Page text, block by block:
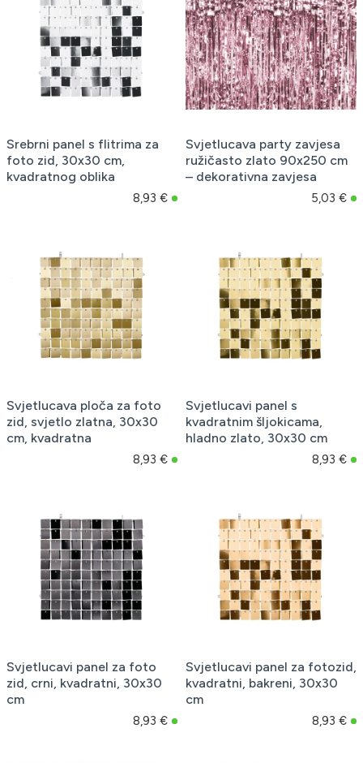
Srebrni panel s flitrima za
foto zid, 30x30 cm,
kvadratnog oblika
8,93 €
Svjetlucava party zavjesa
ružičasto zlato 90x250 cm
– dekorativna zavjesa
5,03 €
Svjetlucava ploča za foto
zid, svjetlo zlatna, 30x30
cm, kvadratna
8,93 €
Svjetlucavi panel s
kvadratnim šljokicama,
hladno zlato, 30x30 cm
8,93 €
Svjetlucavi panel za foto
zid, crni, kvadratni, 30x30
cm
8,93 €
Svjetlucavi panel za fotozid,
kvadratni, bakreni, 30x30
cm
8,93 €